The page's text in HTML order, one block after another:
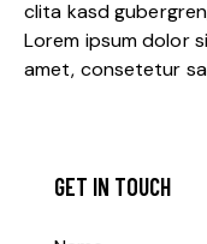
clita kasd
Lorem ipsum dolor
amet, consetetur
GET IN TOUCH